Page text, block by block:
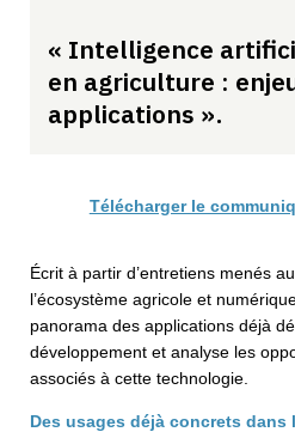
« Intelligence
en agriculture :
applications ».
Télécharger le
Écrit à partir d’entretiens menés
l’écosystème agricole et
panorama des applications déjà
développement et analyse les
associés à cette technologie.
Des usages déjà concrets dans